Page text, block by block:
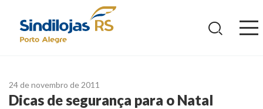
24 de novembro de 2011
Dicas de segurança para o Natal